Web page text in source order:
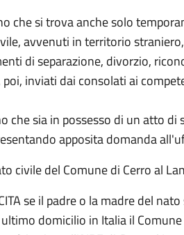
che si trova anche solo
avvenuti in territorio
di separazione, divorzio,
inviati dai consolati ai
che sia in possesso di un atto
apposita domanda
civile del Comune di Cerro al
se il padre o la madre del
domicilio in Italia il